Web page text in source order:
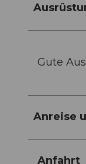
Gute
Anreise
Anfahrt